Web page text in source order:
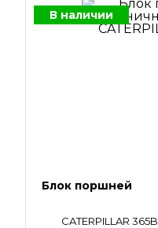
В наличии
Блок поршней
CATERPILLAR 365B